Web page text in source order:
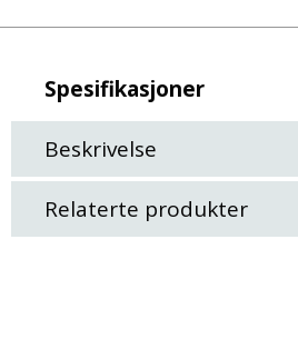
Spesifikasjoner
Beskrivelse
Relaterte produkter